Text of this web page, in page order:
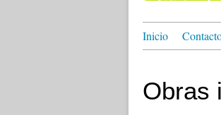
Inicio
Obras